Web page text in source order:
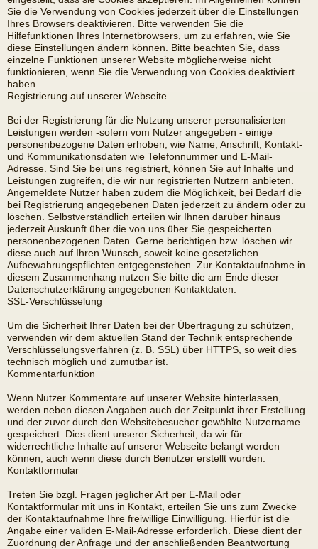
Sie die Verwendung von Cookies jederzeit über die Einstellungen
Ihres Browsers deaktivieren. Bitte verwenden Sie die
Hilfefunktionen Ihres Internetbrowsers, um zu erfahren, wie Sie
diese Einstellungen ändern können. Bitte beachten Sie, dass
einzelne Funktionen unserer Website möglicherweise nicht
funktionieren, wenn Sie die Verwendung von Cookies deaktiviert
haben.
Registrierung auf unserer Webseite
Bei der Registrierung für die Nutzung unserer personalisierten
Leistungen werden -sofern vom Nutzer angegeben - einige
personenbezogene Daten erhoben, wie Name, Anschrift, Kontakt-
und Kommunikationsdaten wie Telefonnummer und E-Mail-
Adresse. Sind Sie bei uns registriert, können Sie auf Inhalte und
Leistungen zugreifen, die wir nur registrierten Nutzern anbieten.
Angemeldete Nutzer haben zudem die Möglichkeit, bei Bedarf die
bei Registrierung angegebenen Daten jederzeit zu ändern oder zu
löschen. Selbstverständlich erteilen wir Ihnen darüber hinaus
jederzeit Auskunft über die von uns über Sie gespeicherten
personenbezogenen Daten. Gerne berichtigen bzw. löschen wir
diese auch auf Ihren Wunsch, soweit keine gesetzlichen
Aufbewahrungspflichten entgegenstehen. Zur Kontaktaufnahme in
diesem Zusammenhang nutzen Sie bitte die am Ende dieser
Datenschutzerklärung angegebenen Kontaktdaten.
SSL-Verschlüsselung
Um die Sicherheit Ihrer Daten bei der Übertragung zu schützen,
verwenden wir dem aktuellen Stand der Technik entsprechende
Verschlüsselungsverfahren (z. B. SSL) über HTTPS, so weit dies
technisch möglich und zumutbar ist.
Kommentarfunktion
Wenn Nutzer Kommentare auf unserer Website hinterlassen,
werden neben diesen Angaben auch der Zeitpunkt ihrer Erstellung
und der zuvor durch den Websitebesucher gewählte Nutzername
gespeichert. Dies dient unserer Sicherheit, da wir für
widerrechtliche Inhalte auf unserer Webseite belangt werden
können, auch wenn diese durch Benutzer erstellt wurden.
Kontaktformular
Treten Sie bzgl. Fragen jeglicher Art per E-Mail oder
Kontaktformular mit uns in Kontakt, erteilen Sie uns zum Zwecke
der Kontaktaufnahme Ihre freiwillige Einwilligung. Hierfür ist die
Angabe einer validen E-Mail-Adresse erforderlich. Diese dient der
Zuordnung der Anfrage und der anschließenden Beantwortung